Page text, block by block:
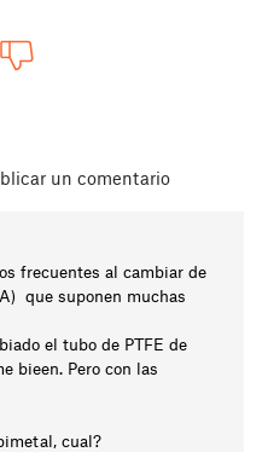
un comentario
frecuentes al cambiar de
que suponen muchas
el tubo de PTFE de
bieen. Pero con las
cual?